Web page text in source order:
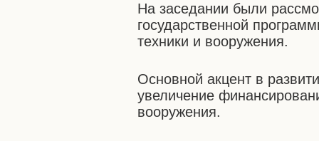
На заседании были
государственной
техники и вооружения.
Основной акцент в
увеличение
вооружения.